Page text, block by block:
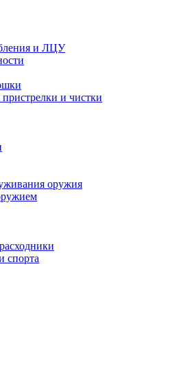
и ЛЦУ
и чистки
оружия
спорта